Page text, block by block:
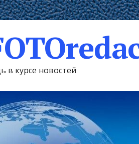
в курсе новостей